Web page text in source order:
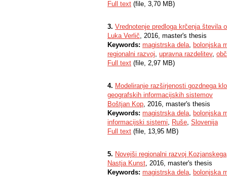
Full text (file, 3,70 MB)
3. Vrednotenje predloga krčenja števila
Luka Verlič, 2016, master's thesis
Keywords: magistrska dela, bolonjska
regionalni razvoj, upravna razdelitev,
Full text (file, 2,97 MB)
4. Modeliranje razširjenosti gozdnega
geografskih informacijskih sistemov
Boštjan Kop, 2016, master's thesis
Keywords: magistrska dela, bolonjska
informacijski sistemi, Ruše, Slovenija
Full text (file, 13,95 MB)
5. Novejši regionalni razvoj Kozjanskega
Nastja Kunst, 2016, master's thesis
Keywords: magistrska dela, bolonjska